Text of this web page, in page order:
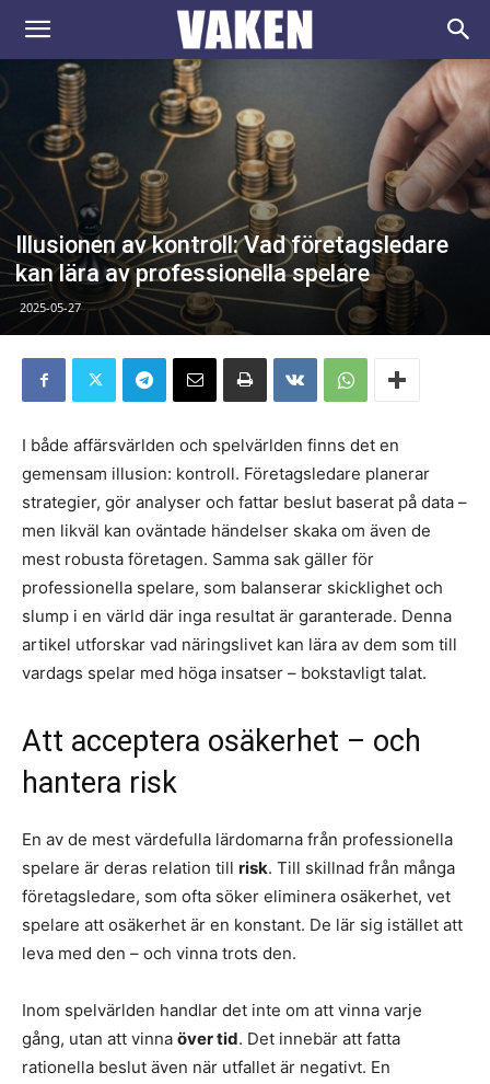
VAKEN.se
Illusionen av kontroll: Vad företagsledare
kan lära av professionella spelare
2025-05-27
I både affärsvärlden och spelvärlden finns det en
gemensam illusion: kontroll. Företagsledare planerar
strategier, gör analyser och fattar beslut baserat på data –
men likväl kan oväntade händelser skaka om även de
mest robusta företagen. Samma sak gäller för
professionella spelare, som balanserar skicklighet och
slump i en värld där inga resultat är garanterade. Denna
artikel utforskar vad näringslivet kan lära av dem som till
vardags spelar med höga insatser – bokstavligt talat.
Att acceptera osäkerhet – och
hantera risk
En av de mest värdefulla lärdomarna från professionella
spelare är deras relation till risk. Till skillnad från många
företagsledare, som ofta söker eliminera osäkerhet, vet
spelare att osäkerhet är en konstant. De lär sig istället att
leva med den – och vinna trots den.
Inom spelvärlden handlar det inte om att vinna varje
gång, utan att vinna över tid. Det innebär att fatta
rationella beslut även när utfallet är negativt. En